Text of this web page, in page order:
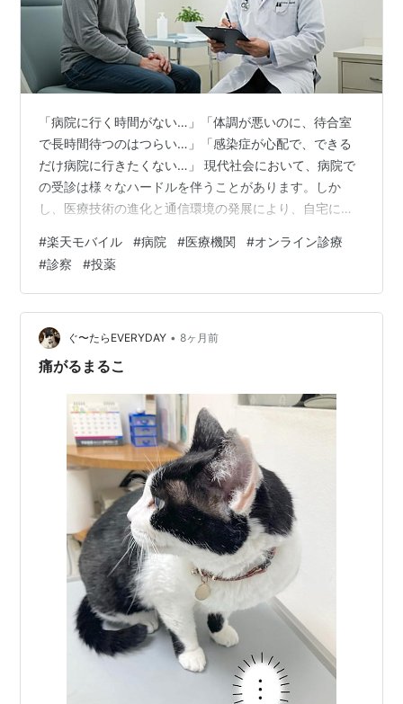
「病院に行く時間がない…」「体調が悪いのに、待合室
で長時間待つのはつらい…」「感染症が心配で、できる
だけ病院に行きたくない…」 現代社会において、病院で
の受診は様々なハードルを伴うことがあります。しか
し、医療技術の進化と通信環境の発展により、自宅にい
療」が注目を集めています。 オンライン診療は、スマー
トフォンやPCを通して医師とビデオ通話で相談できる、
非常に便利なサービスです。そして、このオンライン診
療を最大限に活用し、安心して利用するためには、安定
した通信環境とデータ容量を気にしない自由が不可欠で
す。 そこで、楽天モバイルの「Rakuten最強…
#楽天モバイル #病院 #医療機関 #オンライン診療
#診察 #投薬
ぐ〜たらEVERYDAY • 8ヶ月前
痛がるまるこ